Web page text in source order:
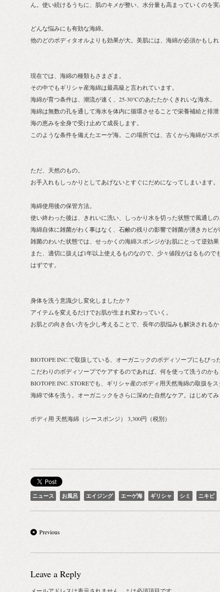
ん。使い続けるうちに、肌のキメが整い、水分量も高まっていくのを
どんな悩みにも有効な海綿。
他のどのボディタオルよりも効果が大。美肌には、海綿が必須かもし
現在では、海綿の種類もさまざま。
その中でもギリシャ産海綿は最高級と言われています。
海綿が育つ条件は、潮流が速く、25-30℃のあたたかくきれいな海水。
海綿は無数の孔を通して海水を体内に循環させることで栄養補給と排
海の恵みを全身で受け止めて成長します。
このような条件を備えたエーゲ海。この場所では、古くから海綿がス
ただ、天然のもの。
お手入れもしっかりとしてあげないとすぐにだめになってしまいます。
海綿使用後の保管方法。
使い終わった後は、きれいに洗い、しっかり水を切った状態で風通し
海綿自体に雑菌がわく事はなく、石鹸の残りの影響で雑菌が湧きカビ
雑菌のわいた状態では、せっかくの海綿スポンジがお肌にとって逆効
また、適切に扱えば1年以上使えるものなので、少々値段がはるもの
はずです。
身体を洗う意識少し変化しましたか？
アイテムを変えるだけでお肌が生まれ変わっていく。
お肌との向き合い方を少し考えることで、長年の肌悩みも解決される
BIOTOPE INC.で取扱している、オーガニックのボディソープにもぴっ
こだわりのボディソープでケアするのであれば、何を使って洗うのか
BIOTOPE INC. STOREでも、ギリシャ産のボディ用天然海綿の取扱を
海綿で体を洗う。オーガニックをさらに深めた自然なケア。はじめて
ボディ用 天然海綿（シースポンジ） 3,300円（税別）
ニュース お風呂 エイジング エーゲ海 ギリシャ シミ ニキビ
Previous
Leave a Reply